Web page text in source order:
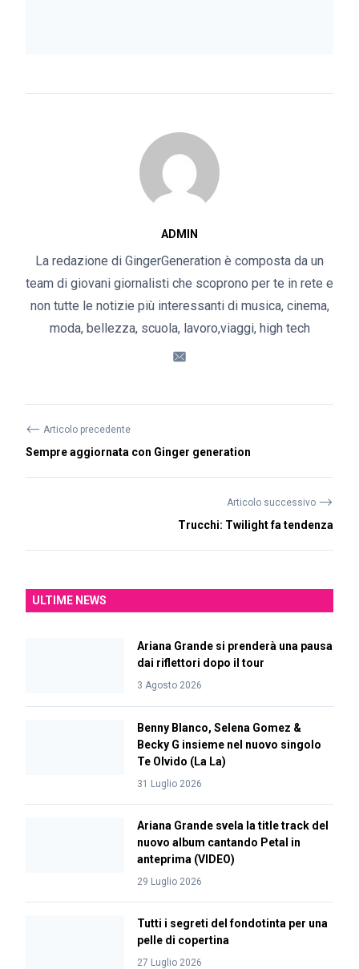
ADMIN
La redazione di GingerGeneration è composta da un
team di giovani giornalisti che scoprono per te in rete e
non tutte le notizie più interessanti di musica, cinema,
moda, bellezza, scuola, lavoro,viaggi, high tech
⟵ Articolo precedente
Sempre aggiornata con Ginger generation
Articolo successivo ⟶
Trucchi: Twilight fa tendenza
ULTIME NEWS
Ariana Grande si prenderà una pausa
dai riflettori dopo il tour
3 Agosto 2026
Benny Blanco, Selena Gomez &
Becky G insieme nel nuovo singolo
Te Olvido (La La)
31 Luglio 2026
Ariana Grande svela la title track del
nuovo album cantando Petal in
anteprima (VIDEO)
29 Luglio 2026
Tutti i segreti del fondotinta per una
pelle di copertina
27 Luglio 2026